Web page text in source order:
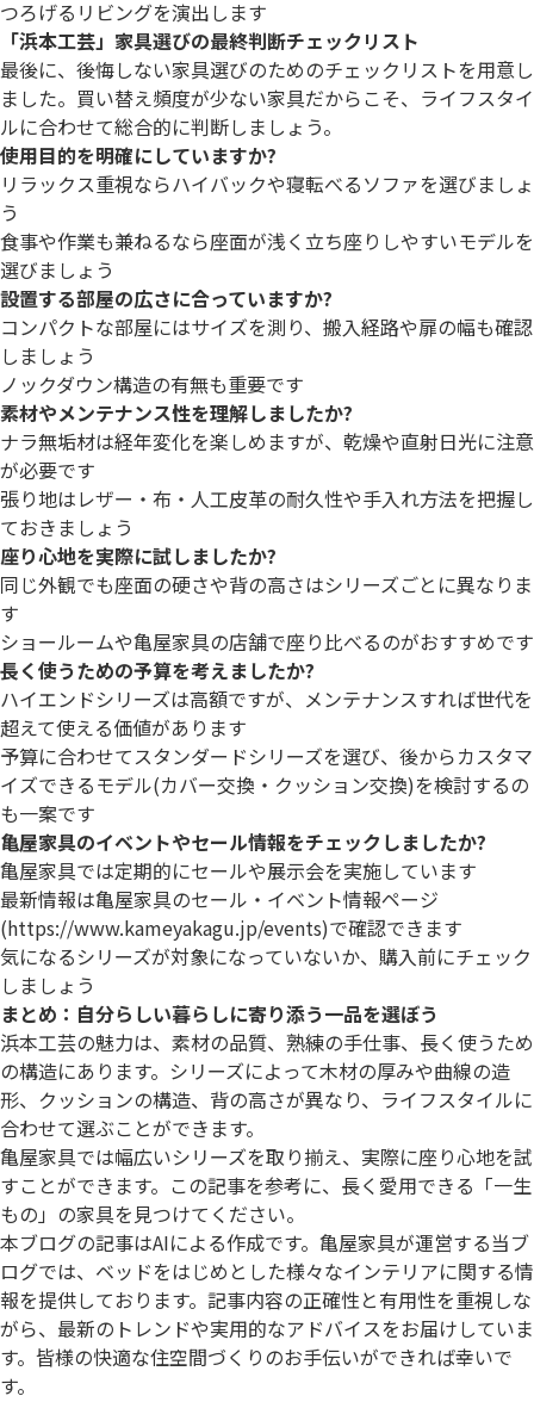
つろげるリビングを演出します
「浜本工芸」家具選びの最終判断チェックリスト
最後に、後悔しない家具選びのためのチェックリストを用意し
ました。買い替え頻度が少ない家具だからこそ、ライフスタイ
ルに合わせて総合的に判断しましょう。
使用目的を明確にしていますか?
リラックス重視ならハイバックや寝転べるソファを選びましょ
う
食事や作業も兼ねるなら座面が浅く立ち座りしやすいモデルを
選びましょう
設置する部屋の広さに合っていますか?
コンパクトな部屋にはサイズを測り、搬入経路や扉の幅も確認
しましょう
ノックダウン構造の有無も重要です
素材やメンテナンス性を理解しましたか?
ナラ無垢材は経年変化を楽しめますが、乾燥や直射日光に注意
が必要です
張り地はレザー・布・人工皮革の耐久性や手入れ方法を把握し
ておきましょう
座り心地を実際に試しましたか?
同じ外観でも座面の硬さや背の高さはシリーズごとに異なりま
す
ショールームや亀屋家具の店舗で座り比べるのがおすすめです
長く使うための予算を考えましたか?
ハイエンドシリーズは高額ですが、メンテナンスすれば世代を
超えて使える価値があります
予算に合わせてスタンダードシリーズを選び、後からカスタマ
イズできるモデル(カバー交換・クッション交換)を検討するの
も一案です
亀屋家具のイベントやセール情報をチェックしましたか?
亀屋家具では定期的にセールや展示会を実施しています
最新情報は亀屋家具のセール・イベント情報ページ
(https://www.kameyakagu.jp/events)で確認できます
気になるシリーズが対象になっていないか、購入前にチェック
しましょう
まとめ：自分らしい暮らしに寄り添う一品を選ぼう
浜本工芸の魅力は、素材の品質、熟練の手仕事、長く使うため
の構造にあります。シリーズによって木材の厚みや曲線の造
形、クッションの構造、背の高さが異なり、ライフスタイルに
合わせて選ぶことができます。
亀屋家具では幅広いシリーズを取り揃え、実際に座り心地を試
すことができます。この記事を参考に、長く愛用できる「一生
もの」の家具を見つけてください。
本ブログの記事はAIによる作成です。亀屋家具が運営する当ブ
ログでは、ベッドをはじめとした様々なインテリアに関する情
報を提供しております。記事内容の正確性と有用性を重視しな
がら、最新のトレンドや実用的なアドバイスをお届けしていま
す。皆様の快適な住空間づくりのお手伝いができれば幸いで
す。